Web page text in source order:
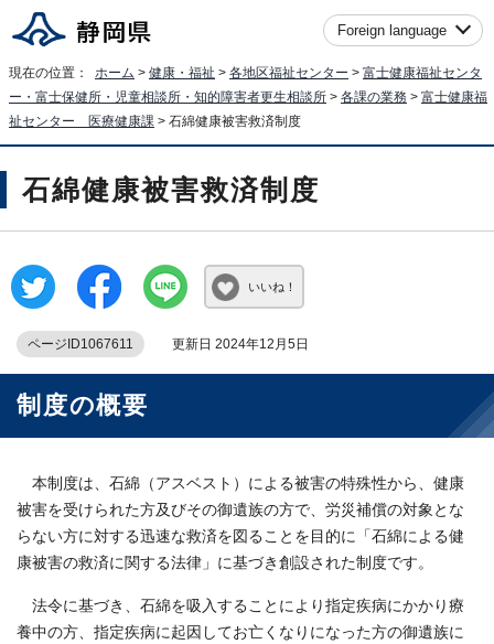
Foreign language
現在の位置： ホーム > 健康・福祉 > 各地区福祉センター > 富士健康福祉センタ
ー・富士保健所・児童相談所・知的障害者更生相談所 > 各課の業務 > 富士健康福
祉センター 医療健康課 > 石綿健康被害救済制度
石綿健康被害救済制度
いいね！
ページID1067611 更新日 2024年12月5日
制度の概要
本制度は、石綿（アスベスト）による被害の特殊性から、健康
被害を受けられた方及びその御遺族の方で、労災補償の対象とな
らない方に対する迅速な救済を図ることを目的に「石綿による健
康被害の救済に関する法律」に基づき創設された制度です。
法令に基づき、石綿を吸入することにより指定疾病にかかり療
養中の方、指定疾病に起因してお亡くなりになった方の御遺族に